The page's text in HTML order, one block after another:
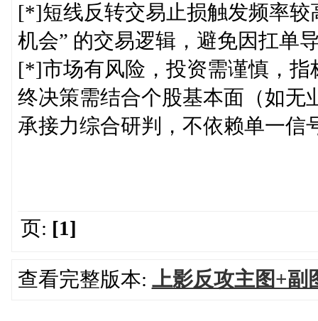
[*]短线反转交易止损触发频率较
机会” 的交易逻辑，避免因扛单
[*]市场有风险，投资需谨慎，
终决策需结合个股基本面（如无
承接力综合研判，不依赖单一信
页: [1]
查看完整版本: 上影反攻主图+副